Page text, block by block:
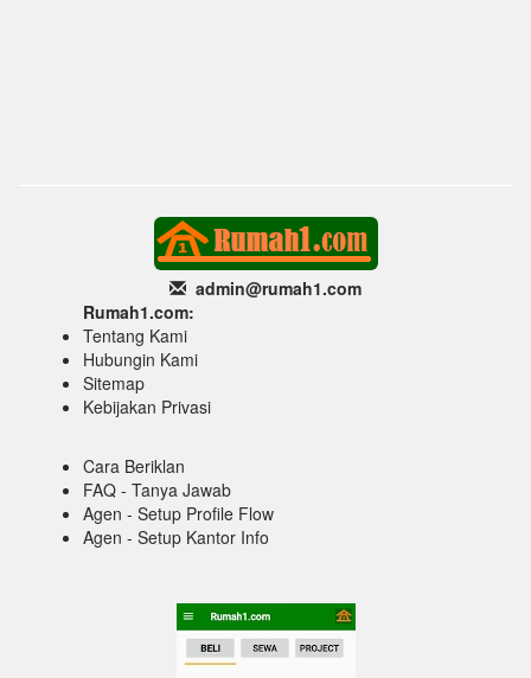
admin@rumah1.com
Rumah1.com:
Tentang Kami
Hubungin Kami
Sitemap
Kebijakan Privasi
Cara Beriklan
FAQ - Tanya Jawab
Agen - Setup Profile Flow
Agen - Setup Kantor Info